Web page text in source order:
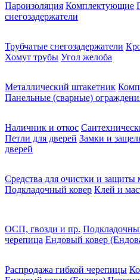
Пароизоляция Комплектующие
снегозадержатели
Трубчатые снегозадержатели
Хомут трубы Угол желоба
Металлический штакетник
Панельные (сварные)
Наличник и откос
Петли для дверей Замки и
дверей
Средства для очистки и защиты
Подкладочный ковер Клей и
ОСП, гвозди и пр.
черепица Ендовый ковер
Распродажа гибкой черепицы